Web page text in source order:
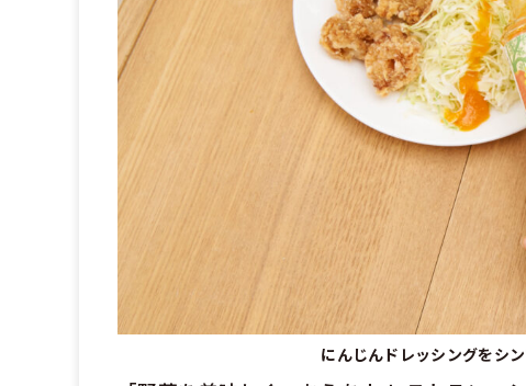
にんじんドレッシングをシ